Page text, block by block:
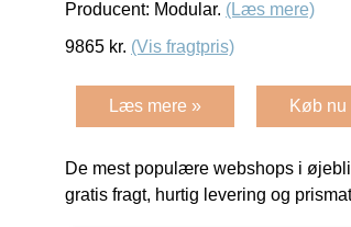
Producent: Modular. (Læs mere)
9865 kr. (Vis fragtpris)
Læs mere » Køb nu
De mest populære webshops i
gratis fragt, hurtig levering og